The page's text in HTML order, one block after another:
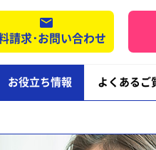
請求･お問い合わせ
お役立ち情報 よくあるご